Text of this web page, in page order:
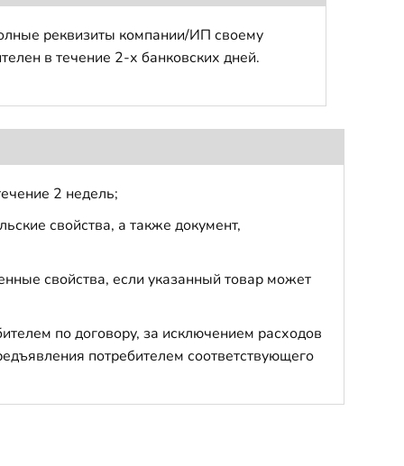
реквизиты компании/ИП своему
в течение 2-х банковских дней.
2 недель;
свойства, а также документ,
свойства, если указанный товар может
по договору, за исключением расходов
потребителем соответствующего